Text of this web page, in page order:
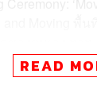
Being’ โด
READ